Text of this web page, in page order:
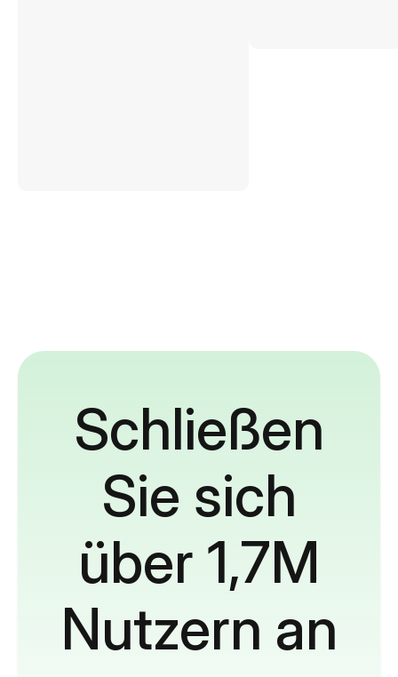
Schließen
Sie sich
über 1,7M
Nutzern an